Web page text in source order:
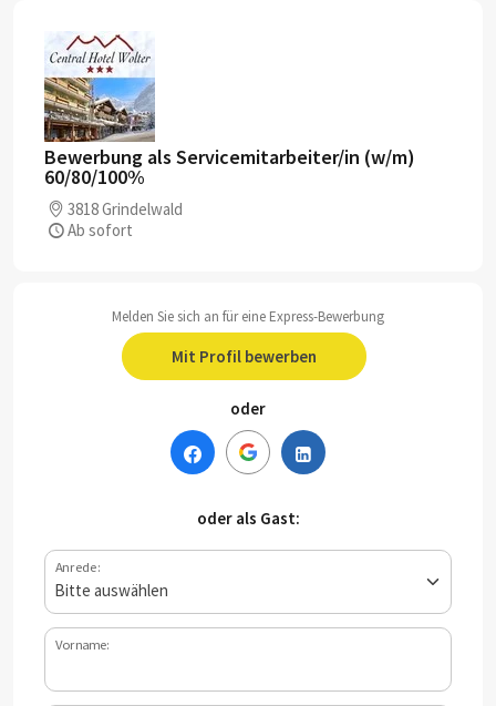
Bewerbung als Servicemitarbeiter/in (w/m)
60/80/100%
3818 Grindelwald
Ab sofort
Melden Sie sich an für eine Express-Bewerbung
Mit Profil bewerben
oder
oder als Gast:
Anrede:
Vorname: